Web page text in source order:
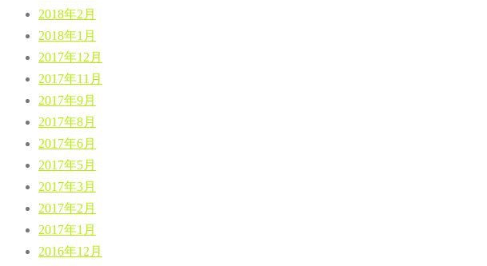
2018年2月
2018年1月
2017年12月
2017年11月
2017年9月
2017年8月
2017年6月
2017年5月
2017年3月
2017年2月
2017年1月
2016年12月